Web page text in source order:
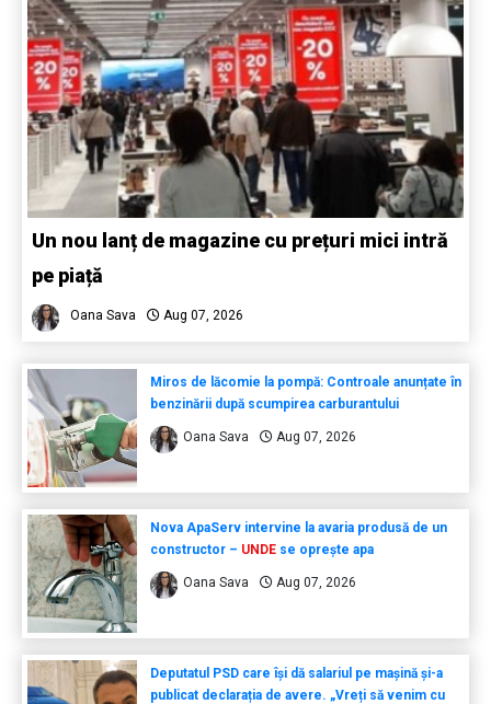
Un nou lanț de magazine cu prețuri mici intră
pe piață
Oana Sava Aug 07, 2026
Miros de lăcomie la pompă: Controale anunțate în
benzinării după scumpirea carburantului
Oana Sava Aug 07, 2026
Nova ApaServ intervine la avaria produsă de un
constructor – UNDEse oprește apa
Oana Sava Aug 07, 2026
Deputatul PSD care își dă salariul pe mașină și-a
publicat declarația de avere. „Vreți să venim cu